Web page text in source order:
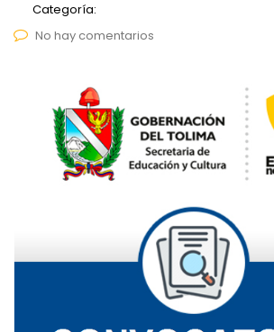
Categoría:
No hay comentarios